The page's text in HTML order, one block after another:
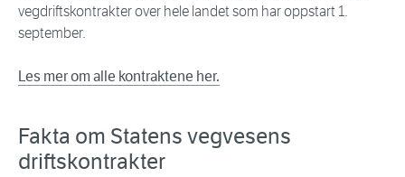
vegdriftskontrakter over hele landet som har oppstart 1.
september.
Les mer om alle kontraktene her.
Fakta om Statens vegvesens
driftskontrakter